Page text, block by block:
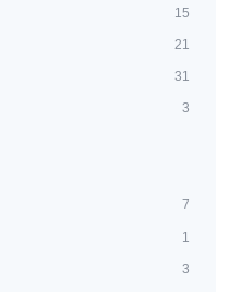
15
21
31
3
7
1
3